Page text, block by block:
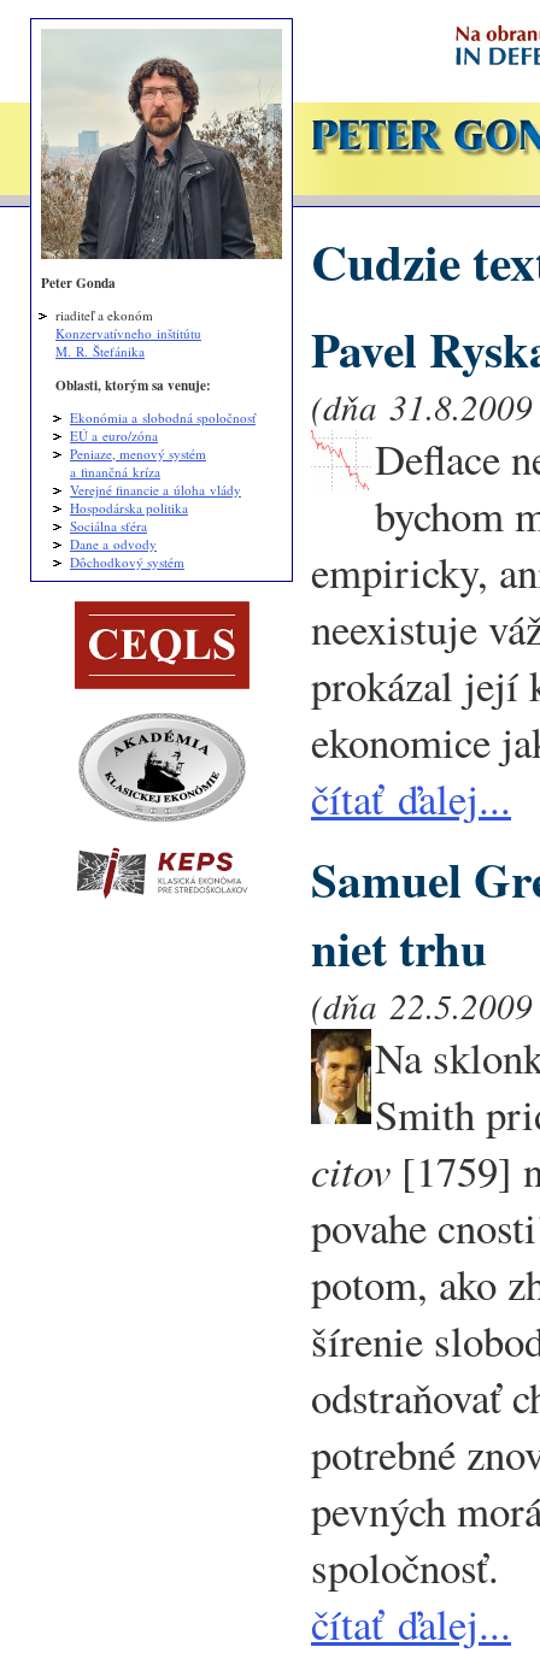
Peter Gonda
riaditeľ a ekonóm
Konzervatívneho inštitútu
M. R. Štefánika
Oblasti, ktorým sa venuje:
Ekonómia a slobodná spoločnosť
EÚ a euro/zóna
Peniaze, menový systém
a finančná kríza
Verejné financie a úloha vlády
Hospodárska politika
Sociálna sféra
Dane a odvody
Dôchodkový systém
Cudzie
Pavel
(dňa
Deflace
bychom
empiricky,
neexistuje
prokázal její
ekonomice
čítať ďalej...
Samuel
niet trhu
(dňa
Na
Smith
citov [1759]
povahe
potom, ako
šírenie
odstraňovať
potrebné
pevných
spoločnosť.
čítať ďalej...